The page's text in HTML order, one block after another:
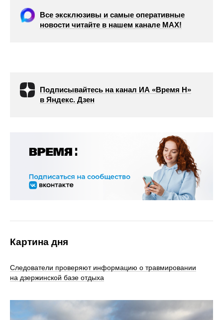
Все эксклюзивы и самые оперативные
новости читайте в нашем канале МАХ!
Подписывайтесь на канал ИА «Время Н»
в Яндекс. Дзен
Картина дня
Следователи проверяют информацию о травмировании
на дзержинской базе отдыха